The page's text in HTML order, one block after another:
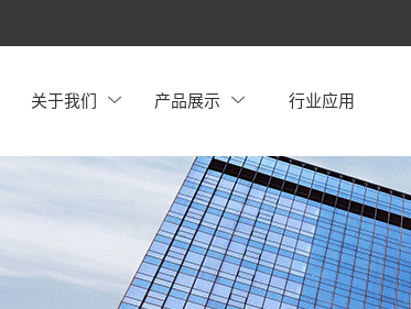
关于我们 产品展示 行业应用